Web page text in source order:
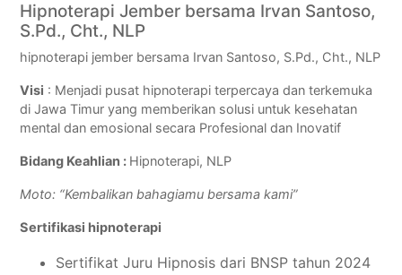
Hipnoterapi Jember bersama Irvan Santoso,
S.Pd., Cht., NLP
hipnoterapi jember bersama Irvan Santoso, S.Pd., Cht., NLP
Visi : Menjadi pusat hipnoterapi terpercaya dan terkemuka
di Jawa Timur yang memberikan solusi untuk kesehatan
mental dan emosional secara Profesional dan Inovatif
Bidang Keahlian : Hipnoterapi, NLP
Moto: “Kembalikan bahagiamu bersama kami”
Sertifikasi hipnoterapi
Sertifikat Juru Hipnosis dari BNSP tahun 2024